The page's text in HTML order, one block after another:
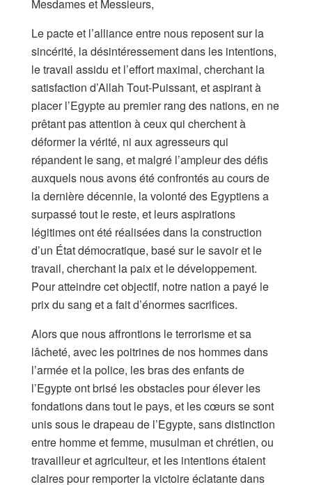
Mesdames et Messieurs,
Le pacte et l’alliance entre nous reposent sur la
sincérité, la désintéressement dans les intentions,
le travail assidu et l’effort maximal, cherchant la
satisfaction d’Allah Tout-Puissant, et aspirant à
placer l’Egypte au premier rang des nations, en ne
prêtant pas attention à ceux qui cherchent à
déformer la vérité, ni aux agresseurs qui
répandent le sang, et malgré l’ampleur des défis
auxquels nous avons été confrontés au cours de
la dernière décennie, la volonté des Egyptiens a
surpassé tout le reste, et leurs aspirations
légitimes ont été réalisées dans la construction
d’un État démocratique, basé sur le savoir et le
travail, cherchant la paix et le développement.
Pour atteindre cet objectif, notre nation a payé le
prix du sang et a fait d’énormes sacrifices.
Alors que nous affrontions le terrorisme et sa
lâcheté, avec les poitrines de nos hommes dans
l’armée et la police, les bras des enfants de
l’Egypte ont brisé les obstacles pour élever les
fondations dans tout le pays, et les cœurs se sont
unis sous le drapeau de l’Egypte, sans distinction
entre homme et femme, musulman et chrétien, ou
travailleur et agriculteur, et les intentions étaient
claires pour remporter la victoire éclatante dans